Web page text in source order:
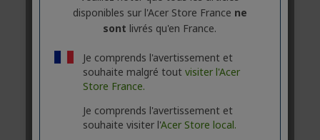
disponibles sur l'Acer Store France ne
sont livrés qu'en France.
Je comprends l'avertissement et
souhaite malgré tout visiter l'Acer
Store France.
Je comprends l'avertissement et
souhaite visiter l'Acer Store local.